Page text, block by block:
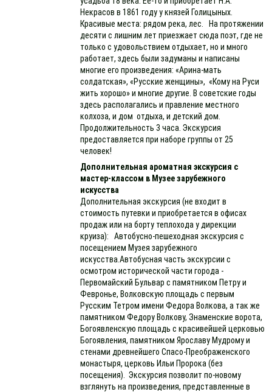
Некрасов в 1861 году у князей Голицыных.
Красивые места: рядом река, лес. На протяжении
десяти с лишним лет приезжает сюда поэт, где не
только с удовольствием отдыхает, но и много
работает, здесь были задуманы и написаны
многие его произведения: «Арина-мать
солдатская», «Русские женщины», «Кому на Руси
жить хорошо» и многие другие. В советские годы
здесь располагались и правление местного
колхоза, и дом отдыха, и детский дом.
Продолжительность 3 часа. Экскурсия
предоставляется при наборе группы от 25
человек!
Дополнительная ароматная экскурсия с
мастер-классом в Музее зарубежного
искусства
Дополнительная экскурсия (не входит в
стоимость путевки и приобретается в офисах
продаж или на борту теплохода у дирекции
круиза): Автобусно-пешеходная экскурсия с
посещением Музея зарубежного
искусства.Автобусная часть экскурсии с
осмотром исторической части города -
Первомайский Бульвар с памятником Петру и
Февронье, Волковскую площадь с первым
Русским Тетром имени Федора Волкова, а так же
памятником Федору Волкову, Знаменские ворота,
Богоявленскую площадь с красивейшей церковью
Богоявления, памятником Ярославу Мудрому и
стенами древнейшего Спасо-Преображенского
монастыря, церковь Ильи Пророка (без
посещения). Экскурсия позволит по-новому
взглянуть на произведения, представленные в